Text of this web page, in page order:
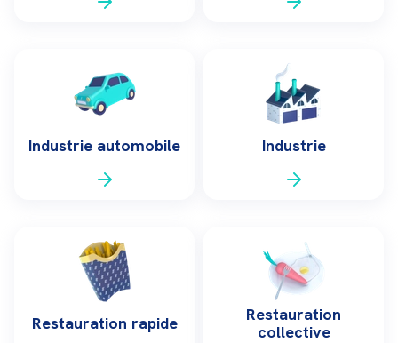
Industrie automobile Industrie
Restauration rapide
Restauration
collective